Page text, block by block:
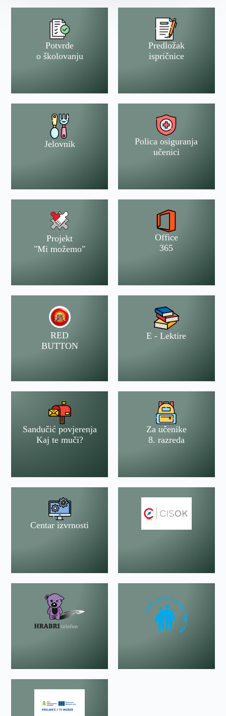
Potvrde
o školovanju
Predložak
ispričnice
Jelovnik
Polica osiguranja
učenici
Projekt
"Mi možemo"
Office
365
RED
BUTTON
E - Lektire
Sandučić povjerenja
Kaj te muči?
Za učenike
8. razreda
Centar izvrnosti